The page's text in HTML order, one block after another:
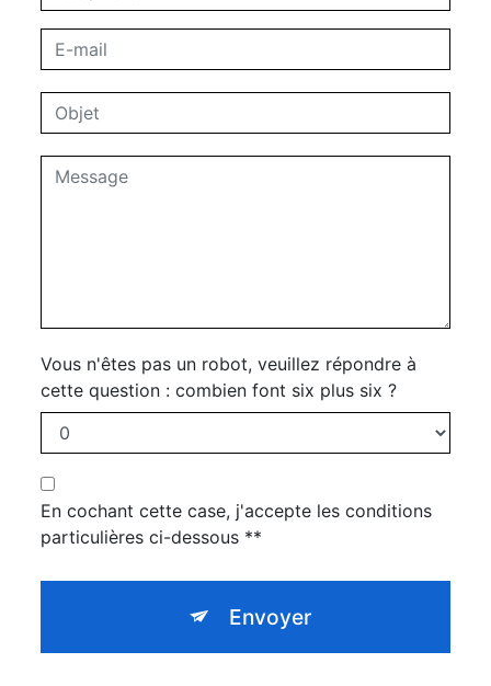
Vous n'êtes pas un robot, veuillez répondre à
cette question : combien font six plus six ?
En cochant cette case, j'accepte les conditions
particulières ci-dessous **
Envoyer